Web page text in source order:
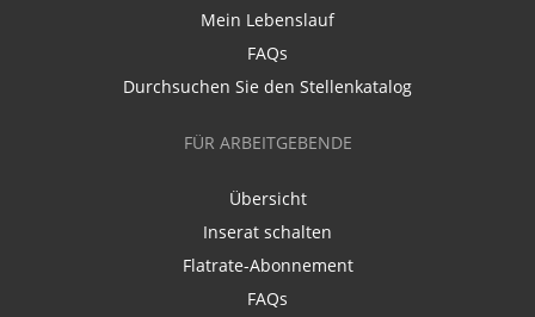
Mein Lebenslauf
FAQs
Durchsuchen Sie den Stellenkatalog
FÜR ARBEITGEBENDE
Übersicht
Inserat schalten
Flatrate-Abonnement
FAQs